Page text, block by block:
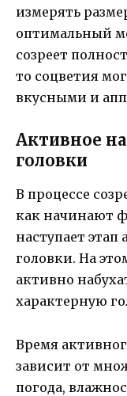
измерять
оптимальный
созреет
то соцветия
вкусными и
Активное
головки
В процессе
как начинают
наступает
головки. На
активно
характерную
Время
зависит от
погода,